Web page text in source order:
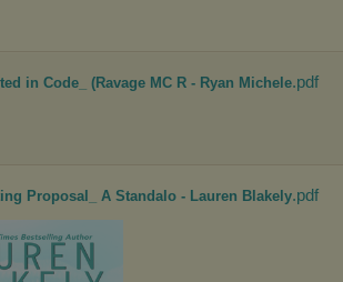
in Code_ (Ravage MC R - Ryan Michele.pdf
Proposal_ A Standalo - Lauren Blakely.pdf